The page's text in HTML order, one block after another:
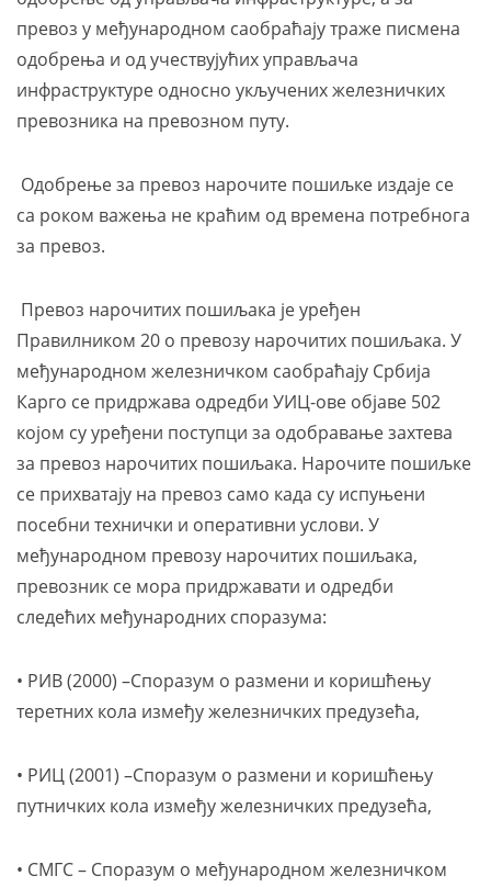
превоз у међународном саобраћају траже писмена
одобрења и од учествујућих управљача
инфраструктуре односно укључених железничких
превозника на превозном путу.
Одобрење за превоз нарочите пошиљке издаје се
са роком важења не краћим од времена потребнога
за превоз.
Превоз нарочитих пошиљака је уређен
Правилником 20 о превозу нарочитих пошиљака. У
међународном железничком саобраћају Србија
Карго се придржава одредби УИЦ-ове објаве 502
којом су уређени поступци за одобравање захтева
за превоз нарочитих пошиљака. Нарочите пошиљке
се прихватају на превоз само када су испуњени
посебни технички и оперативни услови. У
међународном превозу нарочитих пошиљака,
превозник се мора придржавати и одредби
следећих међународних споразума:
• РИВ (2000) –Споразум о размени и коришћењу
теретних кола између железничких предузећа,
• РИЦ (2001) –Споразум о размени и коришћењу
путничких кола између железничких предузећа,
• СМГС – Споразум о међународном железничком